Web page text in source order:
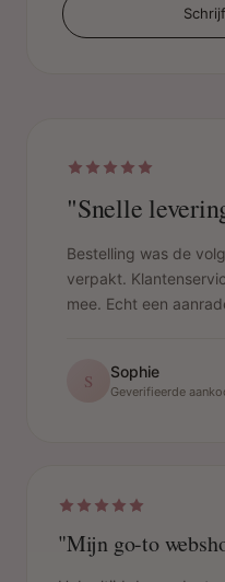
"Snelle
Bestelling was de
verpakt.
mee. Echt een
S Sophie
Geverifieerde
"Mijn go-to